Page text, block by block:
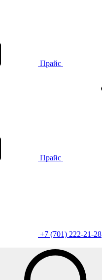
Прайс
Прайс
+7 (701) 222-21-28